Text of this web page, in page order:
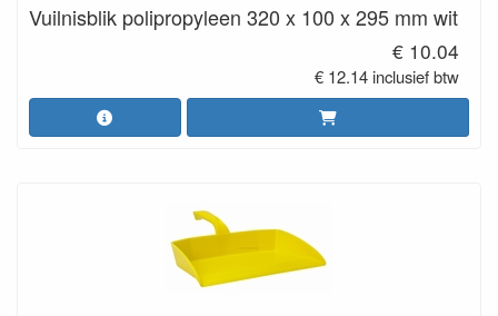
Vuilnisblik polipropyleen 320 x 100 x 295 mm wit
€ 10.04
€ 12.14 inclusief btw